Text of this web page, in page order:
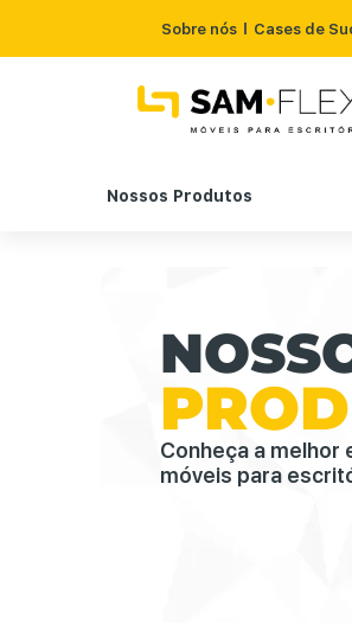
Sobre nós Cases de
Nossos Produtos
Conheça a melhor
móveis para